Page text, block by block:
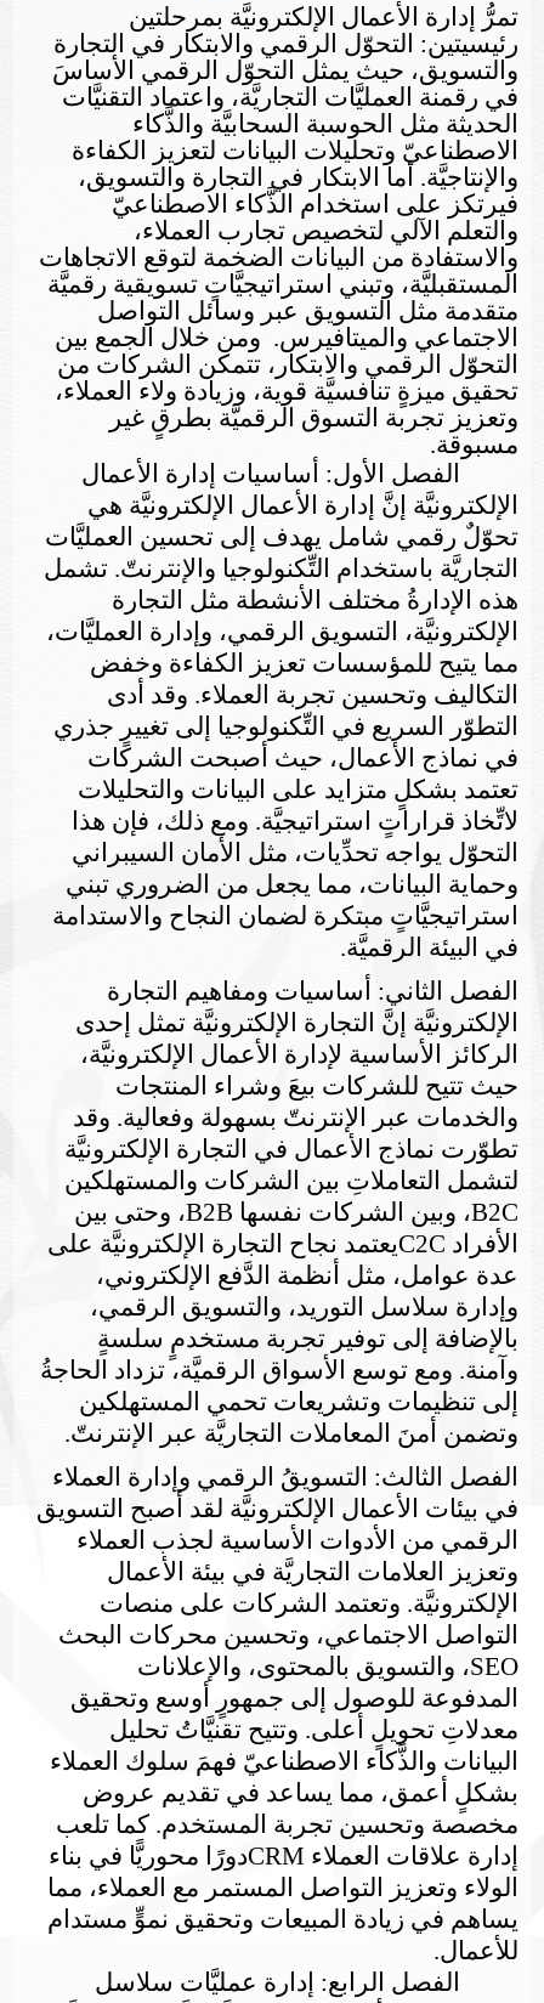
تمرُّ إدارة الأعمال الإلكترونيَّة بمرحلتين
رئيسيتين: التحوّل الرقمي والابتكار في التجارة
والتسويق، حيث يمثل التحوّل الرقمي الأساسَ
في رقمنة العمليَّات التجاريَّة، واعتماد التقنيَّات
الحديثة مثل الحوسبة السحابيَّة والذَّكاء
الاصطناعيّ وتحليلات البيانات لتعزيز الكفاءة
والإنتاجيَّة. أما الابتكار في التجارة والتسويق،
فيرتكز على استخدام الذَّكاء الاصطناعيّ
والتعلم الآلي لتخصيص تجارب العملاء،
والاستفادة من البيانات الضخمة لتوقع الاتجاهات
المستقبليَّة، وتبني استراتيجيَّاتٍ تسويقية رقميَّة
متقدمة مثل التسويق عبر وسائل التواصل
الاجتماعي والميتافيرس. ومن خلال الجمع بين
التحوّل الرقمي والابتكار، تتمكن الشركات من
تحقيق ميزةٍ تنافسيَّة قوية، وزيادة ولاء العملاء،
وتعزيز تجربة التسوق الرقميَّة بطرقٍ غير
مسبوقة.
الفصل الأول: أساسيات إدارة الأعمال
الإلكترونيَّة إنَّ إدارة الأعمال الإلكترونيَّة هي
تحوّلٌ رقمي شامل يهدف إلى تحسين العمليَّات
التجاريَّة باستخدام التِّكنولوجيا والإنترنتّ. تشمل
هذه الإدارةُ مختلف الأنشطة مثل التجارة
الإلكترونيَّة، التسويق الرقمي، وإدارة العمليَّات،
مما يتيح للمؤسسات تعزيز الكفاءة وخفض
التكاليف وتحسين تجربة العملاء. وقد أدى
التطوّر السريع في التِّكنولوجيا إلى تغييرٍ جذري
في نماذج الأعمال، حيث أصبحت الشركات
تعتمد بشكلٍ متزايد على البيانات والتحليلات
لاتِّخاذ قراراتٍ استراتيجيَّة. ومع ذلك، فإن هذا
التحوّل يواجه تحدِّيات، مثل الأمان السيبراني
وحماية البيانات، مما يجعل من الضروري تبني
استراتيجيَّاتٍ مبتكرة لضمان النجاح والاستدامة
في البيئة الرقميَّة.
الفصل الثاني: أساسيات ومفاهيم التجارة
الإلكترونيَّة إنَّ التجارة الإلكترونيَّة تمثل إحدى
الركائز الأساسية لإدارة الأعمال الإلكترونيَّة،
حيث تتيح للشركات بيعَ وشراء المنتجات
والخدمات عبر الإنترنتّ بسهولة وفعالية. وقد
تطوّرت نماذج الأعمال في التجارة الإلكترونيَّة
لتشمل التعاملاتِ بين الشركات والمستهلكين
B2C، وبين الشركات نفسها B2B، وحتى بين
الأفراد C2Cيعتمد نجاح التجارة الإلكترونيَّة على
عدة عوامل، مثل أنظمة الدَّفع الإلكتروني،
وإدارة سلاسل التوريد، والتسويق الرقمي،
بالإضافة إلى توفير تجربة مستخدمٍ سلسةٍ
وآمنة. ومع توسع الأسواق الرقميَّة، تزداد الحاجةُ
إلى تنظيمات وتشريعات تحمي المستهلكين
وتضمن أمنَ المعاملات التجاريَّة عبر الإنترنتّ.
الفصل الثالث: التسويقُ الرقمي وإدارة العملاء
في بيئات الأعمال الإلكترونيَّة لقد أصبح التسويق
الرقمي من الأدوات الأساسية لجذب العملاء
وتعزيز العلامات التجاريَّة في بيئة الأعمال
الإلكترونيَّة. وتعتمد الشركات على منصات
التواصل الاجتماعي، وتحسين محركات البحث
SEO، والتسويق بالمحتوى، والإعلانات
المدفوعة للوصول إلى جمهورٍ أوسع وتحقيق
معدلاتِ تحويلٍ أعلى. وتتيح تقنيَّاتُ تحليل
البيانات والذَّكاء الاصطناعيّ فهمَ سلوك العملاء
بشكلٍ أعمق، مما يساعد في تقديم عروض
مخصصة وتحسين تجربة المستخدم. كما تلعب
إدارة علاقات العملاء CRMدورًا محوريًّا في بناء
الولاء وتعزيز التواصل المستمر مع العملاء، مما
يساهم في زيادة المبيعات وتحقيق نموٍّ مستدام
للأعمال.
الفصل الرابع: إدارة عمليَّات سلاسل